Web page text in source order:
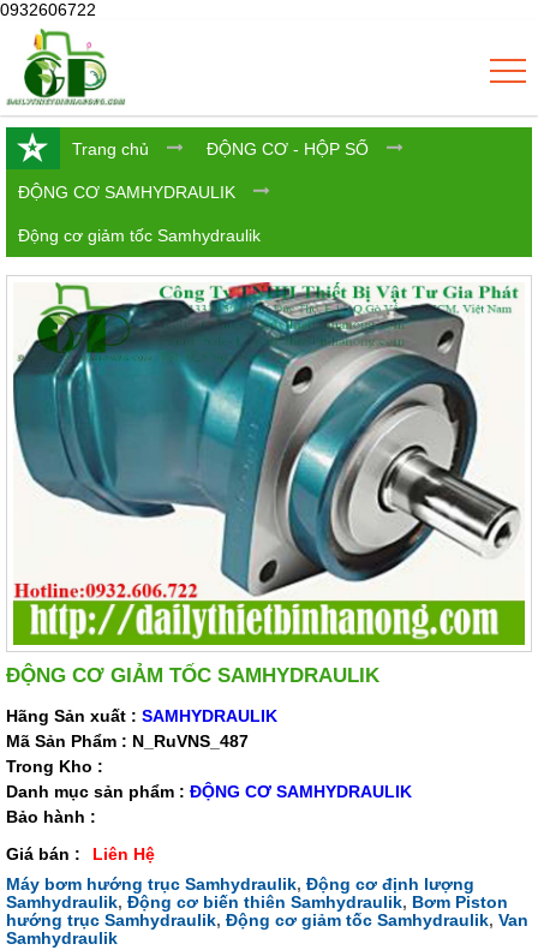
0932606722
Trang chủ ĐỘNG CƠ - HỘP SỐ
ĐỘNG CƠ SAMHYDRAULIK
Động cơ giảm tốc Samhydraulik
ĐỘNG CƠ GIẢM TỐC SAMHYDRAULIK
Hãng Sản xuất : SAMHYDRAULIK
Mã Sản Phẩm : N_RuVNS_487
Trong Kho :
Danh mục sản phẩm : ĐỘNG CƠ SAMHYDRAULIK
Bảo hành :
Giá bán :
Liên Hệ
Máy bơm hướng trục Samhydraulik, Động cơ định lượng
Samhydraulik, Động cơ biến thiên Samhydraulik, Bơm Piston
hướng trục Samhydraulik, Động cơ giảm tốc Samhydraulik, Van
Samhydraulik